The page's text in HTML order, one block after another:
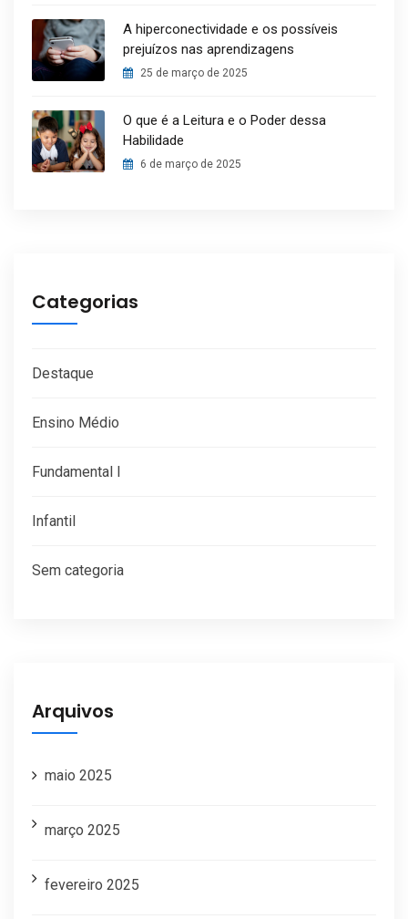
A hiperconectividade e os possíveis
prejuízos nas aprendizagens
25 de março de 2025
O que é a Leitura e o Poder dessa
Habilidade
6 de março de 2025
Categorias
Destaque
Ensino Médio
Fundamental I
Infantil
Sem categoria
Arquivos
maio 2025
março 2025
fevereiro 2025